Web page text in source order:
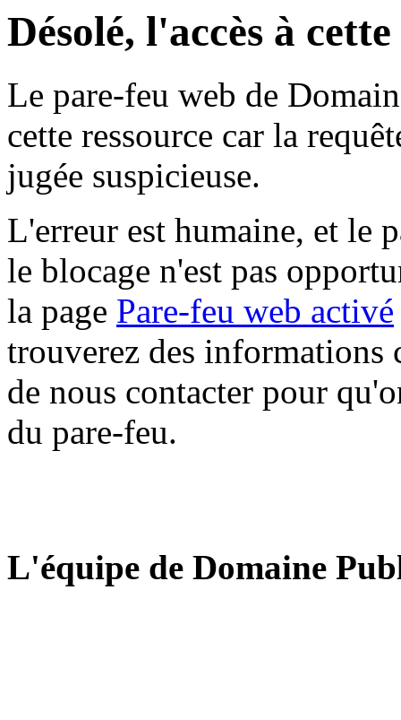
Désolé, l'accès à
Le pare-feu web de
cette ressource car la
jugée suspicieuse.
L'erreur est humaine, et le
le blocage n'est pas
la page Pare-feu web activé
trouverez des informations
de nous contacter pour
du pare-feu.
L'équipe de Domaine